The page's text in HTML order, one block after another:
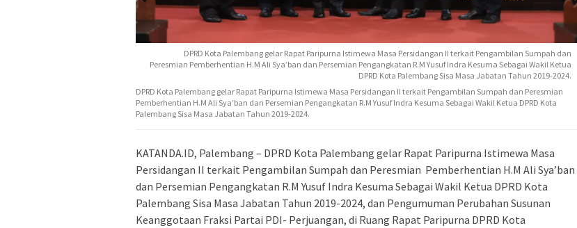
DPRD Kota Palembang gelar Rapat Paripurna Istimewa Masa Persidangan II terkait Pengambilan Sumpah dan
Peresmian Pemberhentian H.M Ali Sya’ban dan Persemian Pengangkatan R.M Yusuf Indra Kesuma Sebagai Wakil Ketua
DPRD Kota Palembang Sisa Masa Jabatan Tahun 2019-2024.
DPRD Kota Palembang gelar Rapat Paripurna Istimewa Masa Persidangan II terkait Pengambilan Sumpah dan Peresmian
Pemberhentian H.M Ali Sya’ban dan Persemian Pengangkatan R.M Yusuf Indra Kesuma Sebagai Wakil Ketua DPRD Kota
Palembang Sisa Masa Jabatan Tahun 2019-2024.
KATANDA.ID, Palembang – DPRD Kota Palembang gelar Rapat Paripurna Istimewa Masa
Persidangan II terkait Pengambilan Sumpah dan Peresmian Pemberhentian H.M Ali Sya’ban
dan Persemian Pengangkatan R.M Yusuf Indra Kesuma Sebagai Wakil Ketua DPRD Kota
Palembang Sisa Masa Jabatan Tahun 2019-2024, dan Pengumuman Perubahan Susunan
Keanggotaan Fraksi Partai PDI- Perjuangan, di Ruang Rapat Paripurna DPRD Kota